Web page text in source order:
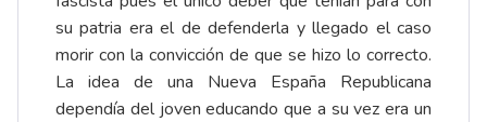
su patria era el de defenderla y llegado el caso
morir con la convicción de que se hizo lo correcto.
La idea de una Nueva España Republicana
dependía del joven educando que a su vez era un